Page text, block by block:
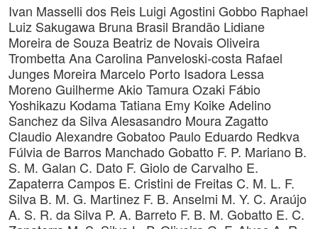
Ivan Masselli dos Reis Luigi Agostini Gobbo Raphael
Luiz Sakugawa Bruna Brasil Brandão Lidiane
Moreira de Souza Beatriz de Novais Oliveira
TrombettaAna Carolina Panveloski-costa Rafael
Junges Moreira Marcelo Porto Isadora Lessa
Moreno Guilherme Akio Tamura Ozaki Fábio
Yoshikazu KodamaTatiana Emy KoikeAdelino
Sanchez da SilvaAlesasandro Moura Zagatto
Claudio Alexandre Gobatoo Paulo Eduardo Redkva
Fúlvia de Barros Manchado Gobatto F. P. Mariano B.
S. M. Galan C. Dato F. Giolo de Carvalho E.
Zapaterra Campos E. Cristini de Freitas C. M. L. F.
Silva B. M. G. Martinez F. B. Anselmi M. Y. C. Araújo
A. S. R. da Silva P. A. Barreto F. B. M. Gobatto E. C.